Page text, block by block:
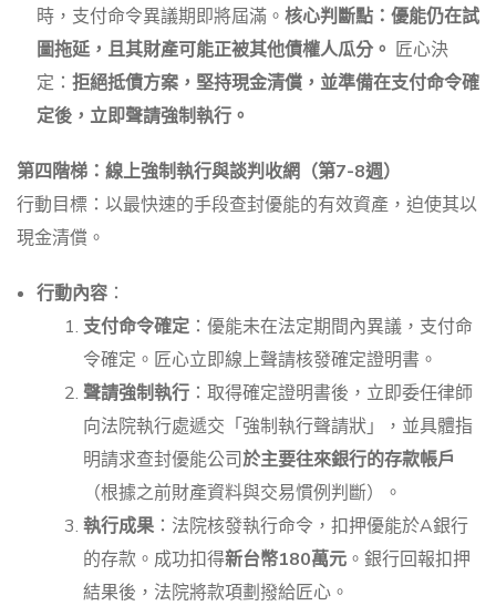
時，支付命令異議期即將屆滿。 核心判斷點：優能仍在試
圖拖延，且其財產可能正被其他債權人瓜分。 匠心決
定： 拒絕抵債方案，堅持現金清償，並準備在支付命令確
定後，立即聲請強制執行。
第四階梯：線上強制執行與談判收網（第7-8週）
行動目標：以最快速的手段查封優能的有效資產，迫使其以
現金清償。
行動內容 ：
支付命令確定 ：優能未在法定期間內異議，支付命
令確定。匠心立即線上聲請核發確定證明書。
聲請強制執行 ：取得確定證明書後，立即委任律師
向法院執行處遞交「強制執行聲請狀」，並具體指
明請求查封優能公司於主要往來銀行的存款帳戶
（根據之前財產資料與交易慣例判斷）。
執行成果 ：法院核發執行命令，扣押優能於A銀行
的存款。成功扣得新台幣180萬元 。銀行回報扣押
結果後，法院將款項劃撥給匠心。